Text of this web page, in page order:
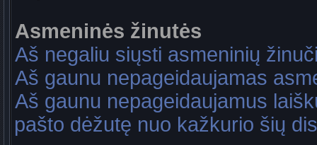
Asmeninės žinutės
Aš negaliu siųsti asmeninių
Aš gaunu nepageidaujamas
Aš gaunu nepageidaujamus
pašto dėžutę nuo kažkurio šių